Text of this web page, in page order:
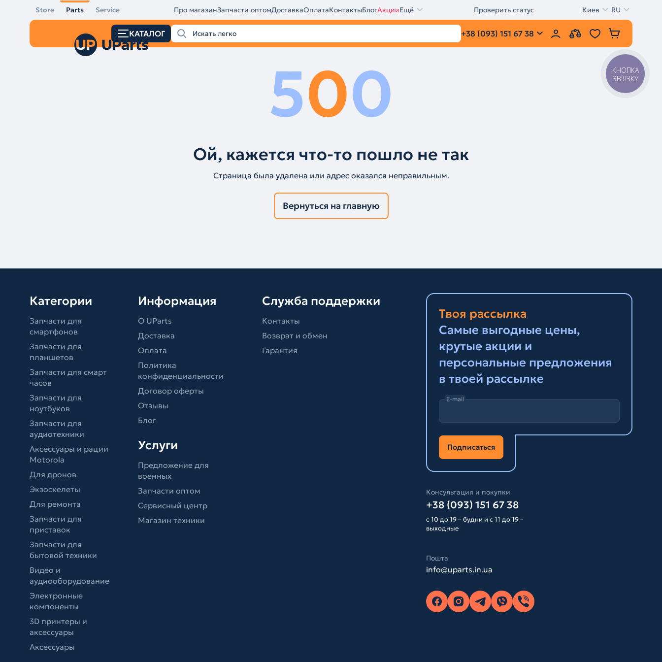
Store Parts Service Про магазинЗапчасти оптомДоставкаОплатаКонтактыБлогАкцииЕщё Проверить статус Киев RU
КАТАЛОГ +38 (093) 151 67 38
500
Ой, кажется что-то пошло не так
Страница была удалена или адрес оказался неправильным.
Вернуться на главную
Категории
Запчасти для
смартфонов
Запчасти для
планшетов
Запчасти для смарт
часов
Запчасти для
ноутбуков
Запчасти для
аудиотехники
Аксессуары и рации
Motorola
Для дронов
Экзоскелеты
Для ремонта
Запчасти для
приставок
Запчасти для
бытовой техники
Видео и
аудиооборудование
Электронные
компоненты
3D принтеры и
аксессуары
Аксессуары
Информация
О UParts
Доставка
Оплата
Политика
конфиденциальности
Договор оферты
Отзывы
Блог
Услуги
Предложение для
военных
Запчасти оптом
Сервисный центр
Магазин техники
Служба поддержки
Контакты
Возврат и обмен
Гарантия
Твоя рассылка
Самые выгодные цены,
крутые акции и
персональные предложения
в твоей рассылке
E-mail
Подписаться
Консультация и покупки
+38 (093) 151 67 38
с 10 до 19 – будни и с 11 до 19 –
выходные
Пошта
info@uparts.in.ua
КНОПКА
ЗВ'ЯЗКУ